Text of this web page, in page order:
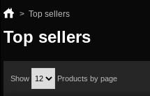
> Top sellers
Top sellers
Show Products by page